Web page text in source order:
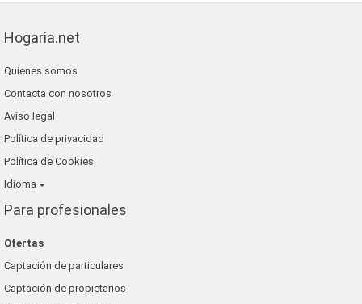
Hogaria.net
Quienes somos
Contacta con nosotros
Aviso legal
Política de privacidad
Política de Cookies
Idioma
Para profesionales
Ofertas
Captación de particulares
Captación de propietarios